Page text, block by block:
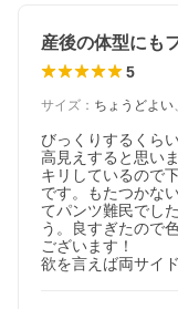
産後の体型にも
5
サイズ ： ちょうどよい、
びっくりするくら
高見えすると思い
キリしているので
です。もたつかな
てパンツ難民でし
う。良すぎたので
ございます！
欲を言えば両サイ